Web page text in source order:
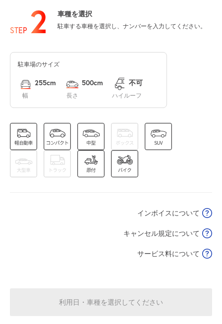
¥750
8月25日 (火)
8:00～17:30
¥750
空き1
8月26日 (水)
8:00～17:30
¥750
空き1
8:00～17:30
空き1
8:00～17:30
STEP 2 車種を選択
駐車する車種を選択し、ナンバーを入力してください。
駐車場のサイズ
幅
255cm
長さ
500cm
ハイルーフ
不可
インボイスについて
キャンセル規定について
サービス料について
利用日・車種を選択してください